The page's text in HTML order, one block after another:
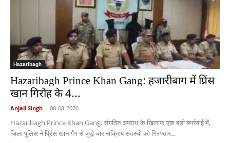
Hazaribagh
Hazaribagh Prince Khan Gang: हजारीबाग में प्रिंस
खान गिरोह के 4...
Anjali Singh - 08-08-2026
Hazaribagh Prince Khan Gang: संगठित अपराध के खिलाफ एक बड़ी कार्रवाई में,
ज़िला पुलिस ने प्रिंस खान गैंग से जुड़े चार सक्रिय सदस्यों को गिरफ्तार...